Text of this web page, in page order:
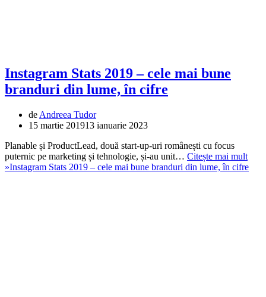
Instagram Stats 2019 – cele mai bune
branduri din lume, în cifre
de Andreea Tudor
15 martie 201913 ianuarie 2023
Planable și ProductLead, două start-up-uri românești cu focus
puternic pe marketing și tehnologie, și-au unit… Citește mai mult
»Instagram Stats 2019 – cele mai bune branduri din lume, în cifre